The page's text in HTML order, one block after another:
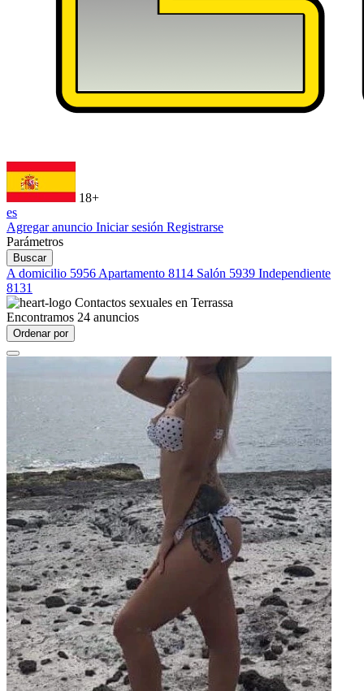
18+
es
Agregar anuncio Iniciar sesión Registrarse
Parámetros
Buscar
A domicilio 5956 Apartamento 8114 Salón 5939 Independiente
8131
Contactos sexuales en Terrassa
Encontramos 24 anuncios
Ordenar por